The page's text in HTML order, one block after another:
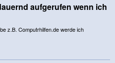
aufgerufen wenn ich
z.B. Computrhilfen.de werde ich